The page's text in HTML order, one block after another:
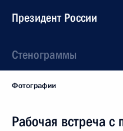
Президент России
Стенограммы
Фотографии
Рабочая встреча с